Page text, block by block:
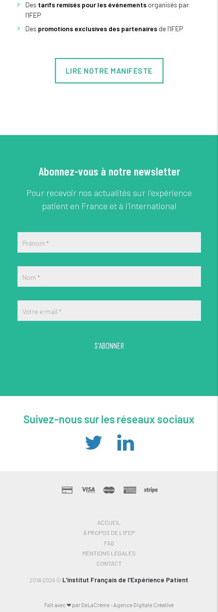
Des tarifs remisés pour les événementsorganisés par
l’IFEP
Des promotions exclusives des partenairesde l’IFEP
LIRE NOTRE MANIFESTE
Abonnez-vous à notre newsletter
Pour recevoir nos actualités sur l'expérience
patient en France et à l'international
Prénom *
Nom *
Votre e-mail *
S'ABONNER
Suivez-nous sur les réseaux sociaux
ACCUEIL
À PROPOS DE L’IFEP
FAQ
MENTIONS LÉGALES
CONTACT
2016-2026 © L'institut Français de l'Expérience Patient
Fait avec ❤ par DeLaCrème - Agence Digitale Créative